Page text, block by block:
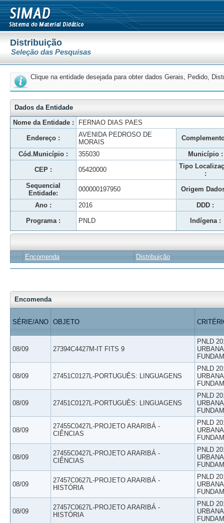
Distribuição
Seleção das Pesquisas
Clique na entidade desejada para obter dados Gerais, Pedido,
Dados da Entidade
Nome da Entidade :
FERNAO DIAS PAES
Endereço :
AVENIDA PEDROSO DE
MORAIS
Cód.Município : 355030 Município :
CEP : 05420000
Tipo
:
Sequencial
Entidade:
000000197950 Origem
Ano : 2016 DDD :
Programa : PNLD Indígena :
Encomenda Distribuição
Encomenda
SÉRIE/ANO OBJETO
08/09 27394C4427M-IT FITS 9
PNLD
08/09 27451C0127L-PORTUGUÊS: LINGUAGENS
PNLD
08/09 27451C0127L-PORTUGUÊS: LINGUAGENS
PNLD
08/09
27455C0427L-PROJETO ARARIBÁ -
CIÊNCIAS
PNLD
08/09
27455C0427L-PROJETO ARARIBÁ -
CIÊNCIAS
PNLD
08/09
27457C0627L-PROJETO ARARIBÁ -
HISTÓRIA
PNLD
08/09
27457C0627L-PROJETO ARARIBÁ -
HISTÓRIA
PNLD